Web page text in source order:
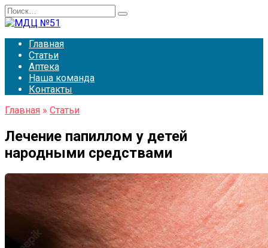
Перейти
к
Search
for:
Главная
Статьи
Аптека
Наша команда
Контакты
Главная » Статьи
Лечение папиллом у детей
народными средствами